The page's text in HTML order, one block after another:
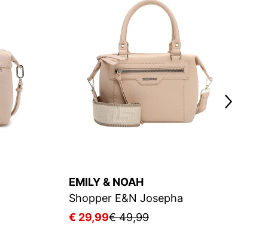
EMILY & NOAH
Shopper E&N Josepha
€ 29,99€ 49,99